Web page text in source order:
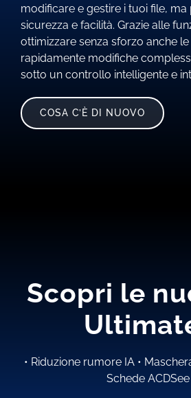
modificare e gestire i tuoi file,
sicurezza e facilità. Grazie alle
ottimizzare senza sforzo anche
rapidamente modifiche
sotto un controllo intelligente e
COSA C’È DI NUOVO
Scopri le
• Riduzione rumore IA •
Schede